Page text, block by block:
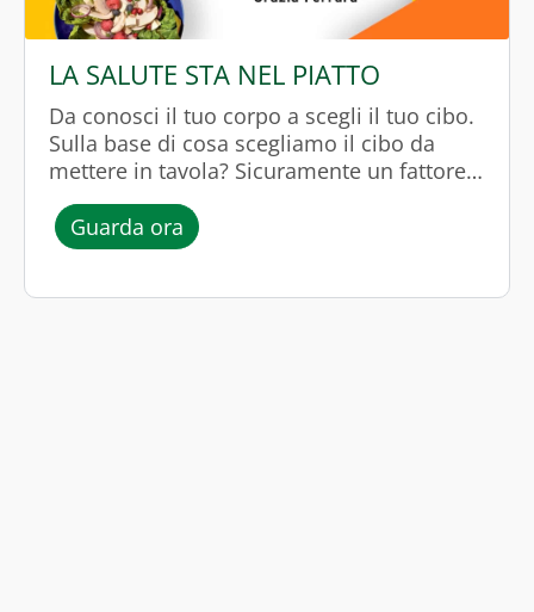
LA SALUTE STA NEL PIATTO
Da conosci il tuo corpo a scegli il tuo cibo.
Sulla base di cosa scegliamo il cibo da
mettere in tavola? Sicuramente un fattore
fondamentale è il tempo.
Guarda ora l’episodio “LA SALUTE STA NEL